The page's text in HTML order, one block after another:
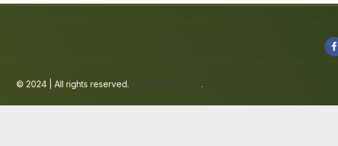
© 2024 | All rights reserved. jafarbuaisme.com.